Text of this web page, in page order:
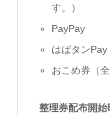
す。）
PayPay
はばタンPay
おこめ券（
整理券配布開始